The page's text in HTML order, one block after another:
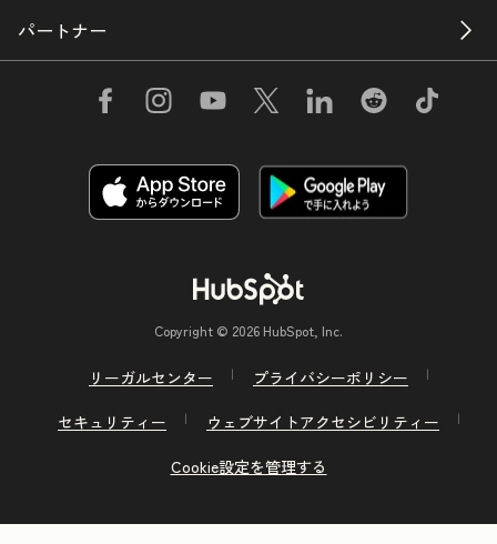
パートナー
Copyright © 2026 HubSpot, Inc.
リーガルセンター
プライバシーポリシー
セキュリティー
ウェブサイトアクセシビリティー
Cookie設定を管理する